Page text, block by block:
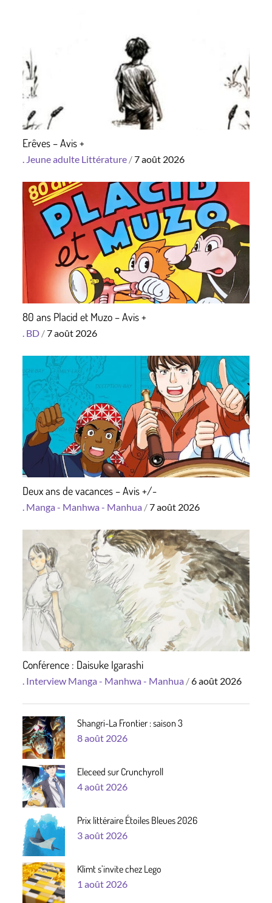
Erêves – Avis +
. Jeune adulte Littérature Posted
7 août 2026
80 ans Placid et Muzo – Avis +
. BD Posted
7 août 2026
Deux ans de vacances – Avis +/-
. Manga - Manhwa - Manhua Posted
7 août 2026
Conférence : Daisuke Igarashi
. Interview Manga - Manhwa - Manhua Posted
6 août 2026
Shangri-La Frontier : saison 3
Posted
8 août 2026
Eleceed sur Crunchyroll
Posted
4 août 2026
Prix littéraire Étoiles Bleues 2026
Posted
3 août 2026
Klimt s’invite chez Lego
Posted
1 août 2026